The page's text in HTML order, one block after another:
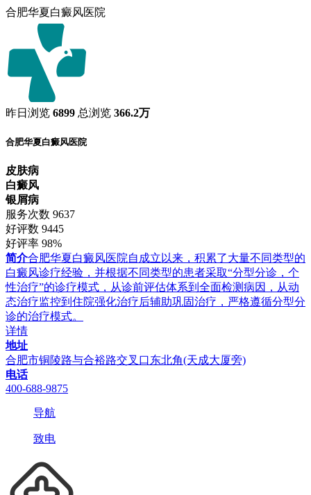
合肥华夏白癜风医院
昨日浏览 6899 总浏览 366.2万
合肥华夏白癜风医院
皮肤病
白癜风
银屑病
服务次数 9637
好评数 9445
好评率 98%
简介合肥华夏白癜风医院自成立以来，积累了大量不同类型的
白癜风诊疗经验，并根据不同类型的患者采取“分型分诊，个
性治疗”的诊疗模式，从诊前评估体系到全面检测病因，从动
态治疗监控到住院强化治疗后辅助巩固治疗，严格遵循分型分
诊的治疗模式。
详情
地址
合肥市铜陵路与合裕路交叉口东北角(天成大厦旁)
电话
400-688-9875
导航
致电